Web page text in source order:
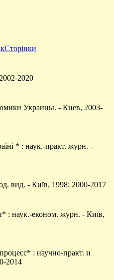
Сторінки
2020
Украины. - Киев, 2003-
* : наук.-практ. журн. -
вид. - Київ, 1998; 2000-2017
: наук.-економ. журн. - Київ,
: научно-практ. и
2014